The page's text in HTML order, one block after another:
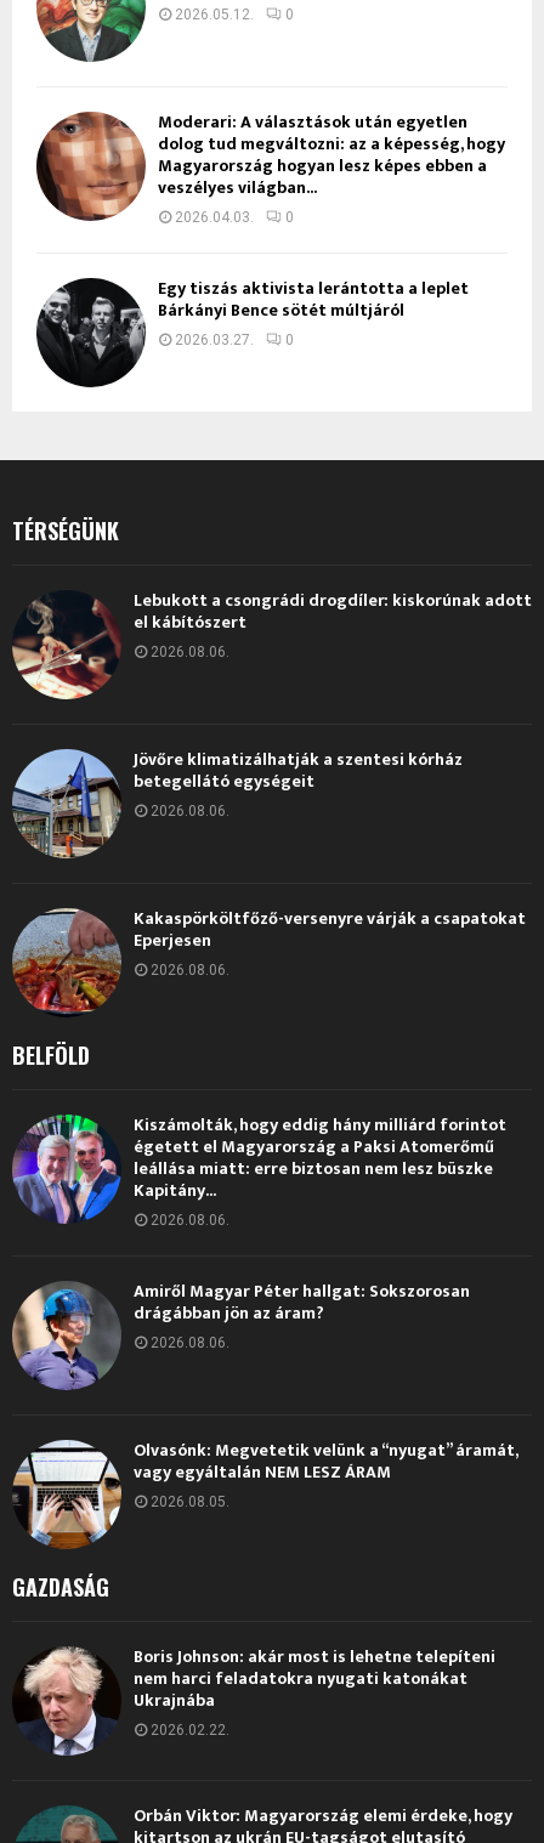
2026.05.12. 0
Moderari: A választások után egyetlen
dolog tud megváltozni: az a képesség, hogy
Magyarország hogyan lesz képes ebben a
veszélyes világban...
2026.04.03. 0
Egy tiszás aktivista lerántotta a leplet
Bárkányi Bence sötét múltjáról
2026.03.27. 0
TÉRSÉGÜNK
Lebukott a csongrádi drogdíler: kiskorúnak adott
el kábítószert
2026.08.06.
Jövőre klimatizálhatják a szentesi kórház
betegellátó egységeit
2026.08.06.
Kakaspörköltfőző-versenyre várják a csapatokat
Eperjesen
2026.08.06.
BELFÖLD
Kiszámolták, hogy eddig hány milliárd forintot
égetett el Magyarország a Paksi Atomerőmű
leállása miatt: erre biztosan nem lesz büszke
Kapitány...
2026.08.06.
Amiről Magyar Péter hallgat: Sokszorosan
drágábban jön az áram?
2026.08.06.
Olvasónk: Megvetetik velünk a “nyugat” áramát,
vagy egyáltalán NEM LESZ ÁRAM
2026.08.05.
GAZDASÁG
Boris Johnson: akár most is lehetne telepíteni
nem harci feladatokra nyugati katonákat
Ukrajnába
2026.02.22.
Orbán Viktor: Magyarország elemi érdeke, hogy
kitartson az ukrán EU-tagságot elutasító